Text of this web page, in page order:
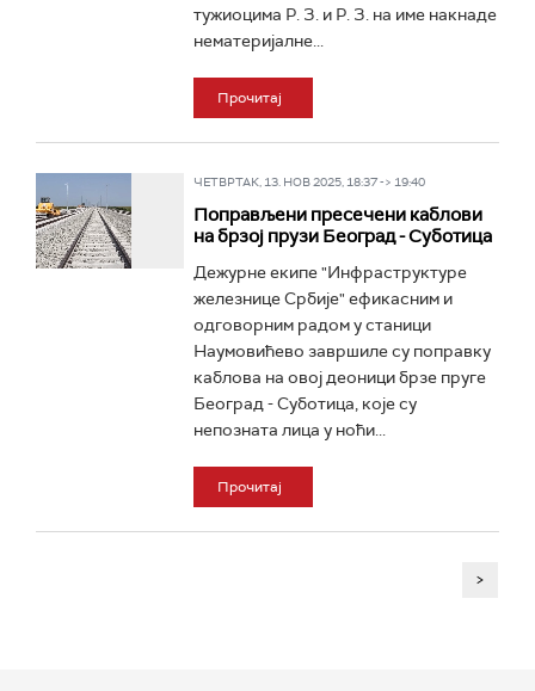
тужиоцима Р. З. и Р. З. на име накнаде
нематеријалне...
Прочитај
ЧЕТВРТАК, 13. НОВ 2025, 18:37 -> 19:40
Поправљени пресечени каблови
на брзој прузи Београд - Суботица
Дежурне екипе "Инфраструктуре
железнице Србије" ефикасним и
одговорним радом у станици
Наумовићево завршиле су поправку
каблова на овој деоници брзе пруге
Београд - Суботица, које су
непозната лица у ноћи...
Прочитај
>